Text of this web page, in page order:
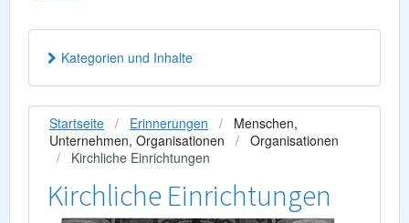
Startseite Erinnerungen
Menschen,
Unternehmen, Organisationen
Organisationen
Kirchliche Einrichtungen
Kirchliche Einrichtungen
Kategorien und Inhalte